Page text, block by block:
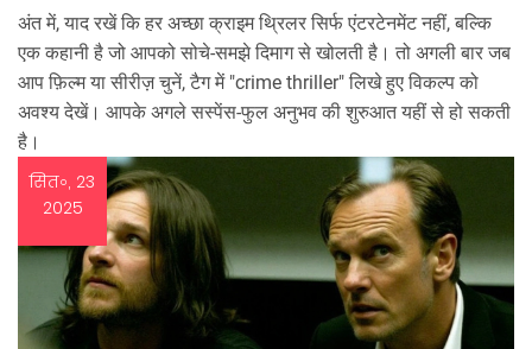
अंत में, याद रखें कि हर अच्छा क्राइम थ्रिलर सिर्फ एंटरटेनमेंट नहीं, बल्कि
एक कहानी है जो आपको सोचे‑समझे दिमाग से खोलती है। तो अगली बार जब
आप फ़िल्म या सीरीज़ चुनें, टैग में "crime thriller" लिखे हुए विकल्प को
अवश्य देखें। आपके अगले सस्पेंस‑फुल अनुभव की शुरुआत यहीं से हो सकती
है।
सित॰, 23
2025